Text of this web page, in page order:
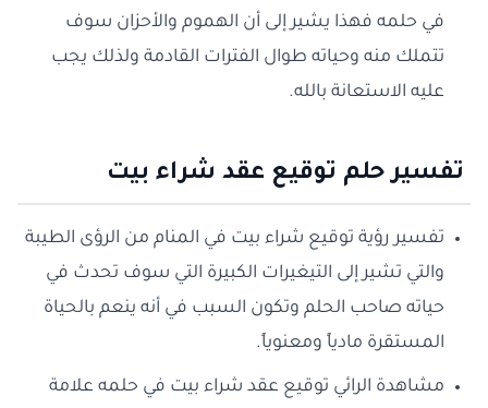
في حلمه فهذا يشير إلى أن الهموم والأحزان سوف
تتملك منه وحياته طوال الفترات القادمة ولذلك يجب
عليه الاستعانة بالله.
تفسير حلم توقيع عقد شراء بيت
تفسير رؤية توقيع شراء بيت في المنام من الرؤى الطيبة
والتي تشير إلى التيغيرات الكبيرة التي سوف تحدث في
حياته صاحب الحلم وتكون السبب في أنه ينعم بالحياة
المستقرة مادياً ومعنوياً.
مشاهدة الرائي توقيع عقد شراء بيت في حلمه علامة